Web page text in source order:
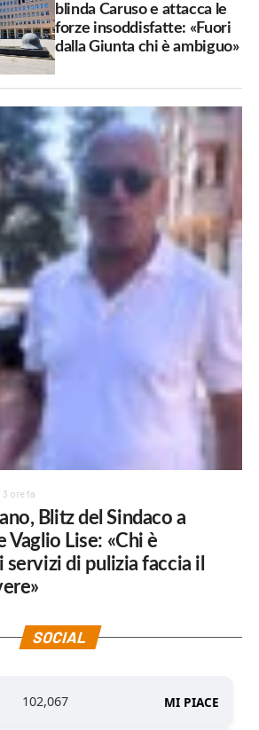
blinda Caruso e attacca le
forze insoddisfatte: «Fuori
dalla Giunta chi è ambiguo»
3 ore fa
Blitz del Sindaco a
Vaglio Lise: «Chi è
servizi di pulizia faccia il
SOCIAL
102,067 MI PIACE